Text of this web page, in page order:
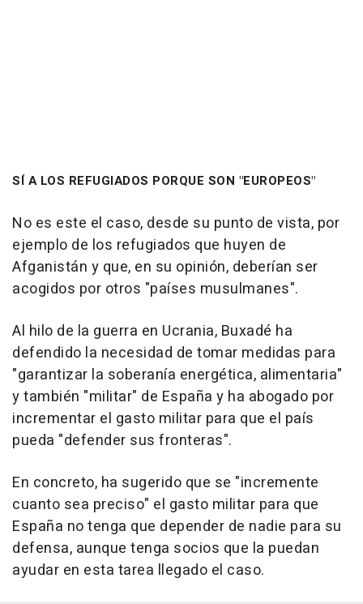
SÍ A LOS REFUGIADOS PORQUE SON "EUROPEOS"
No es este el caso, desde su punto de vista, por
ejemplo de los refugiados que huyen de
Afganistán y que, en su opinión, deberían ser
acogidos por otros "países musulmanes".
Al hilo de la guerra en Ucrania, Buxadé ha
defendido la necesidad de tomar medidas para
"garantizar la soberanía energética, alimentaria"
y también "militar" de España y ha abogado por
incrementar el gasto militar para que el país
pueda "defender sus fronteras".
En concreto, ha sugerido que se "incremente
cuanto sea preciso" el gasto militar para que
España no tenga que depender de nadie para su
defensa, aunque tenga socios que la puedan
ayudar en esta tarea llegado el caso.